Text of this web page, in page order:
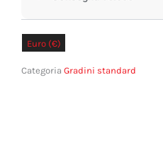
Euro (€)
Categoria Gradini standard